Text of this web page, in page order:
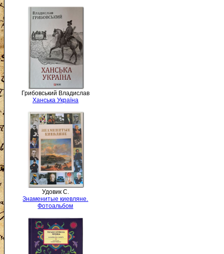
Грибовський Владислав
Ханська Україна
Удовик С.
Знаменитые киевляне.
Фотоальбом